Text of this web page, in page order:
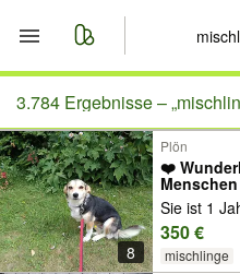
Start
Merkliste
Nachrichten
Anzeige aufgeben
3.784 Ergebnisse –
8
Plön
❤️
Sie ist 1
350 €
mischlinge